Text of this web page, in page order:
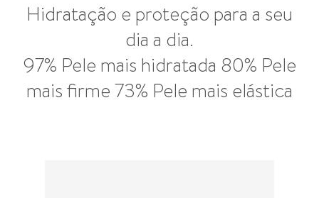
Hidratação e proteção para a seu
dia a dia.
97% Pele mais hidratada 80% Pele
mais firme 73% Pele mais elástica